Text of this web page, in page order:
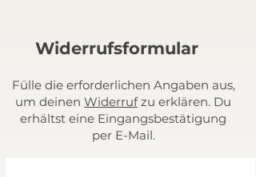
Widerrufsformular
Fülle die erforderlichen Angaben aus,
um deinen Widerrufzu erklären. Du
erhältst eine Eingangsbestätigung
per E-Mail.